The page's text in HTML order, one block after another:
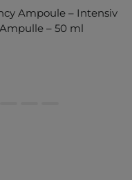
Ampoule – Intensiv
– 50 ml